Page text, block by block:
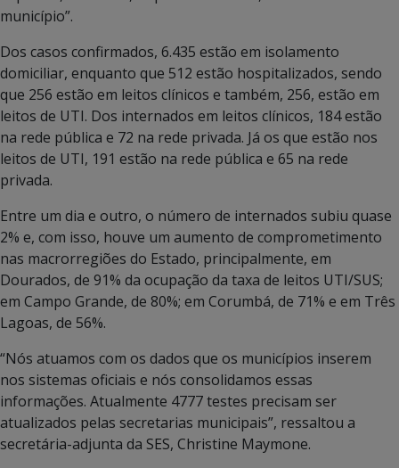
município”.
Dos casos confirmados, 6.435 estão em isolamento
domiciliar, enquanto que 512 estão hospitalizados, sendo
que 256 estão em leitos clínicos e também, 256, estão em
leitos de UTI. Dos internados em leitos clínicos, 184 estão
na rede pública e 72 na rede privada. Já os que estão nos
leitos de UTI, 191 estão na rede pública e 65 na rede
privada.
Entre um dia e outro, o número de internados subiu quase
2% e, com isso, houve um aumento de comprometimento
nas macrorregiões do Estado, principalmente, em
Dourados, de 91% da ocupação da taxa de leitos UTI/SUS;
em Campo Grande, de 80%; em Corumbá, de 71% e em Três
Lagoas, de 56%.
“Nós atuamos com os dados que os municípios inserem
nos sistemas oficiais e nós consolidamos essas
informações. Atualmente 4777 testes precisam ser
atualizados pelas secretarias municipais”, ressaltou a
secretária-adjunta da SES, Christine Maymone.